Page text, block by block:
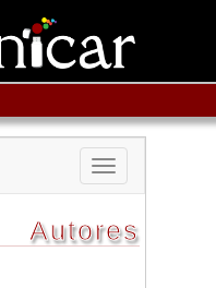
Toggle
navigation
Autores